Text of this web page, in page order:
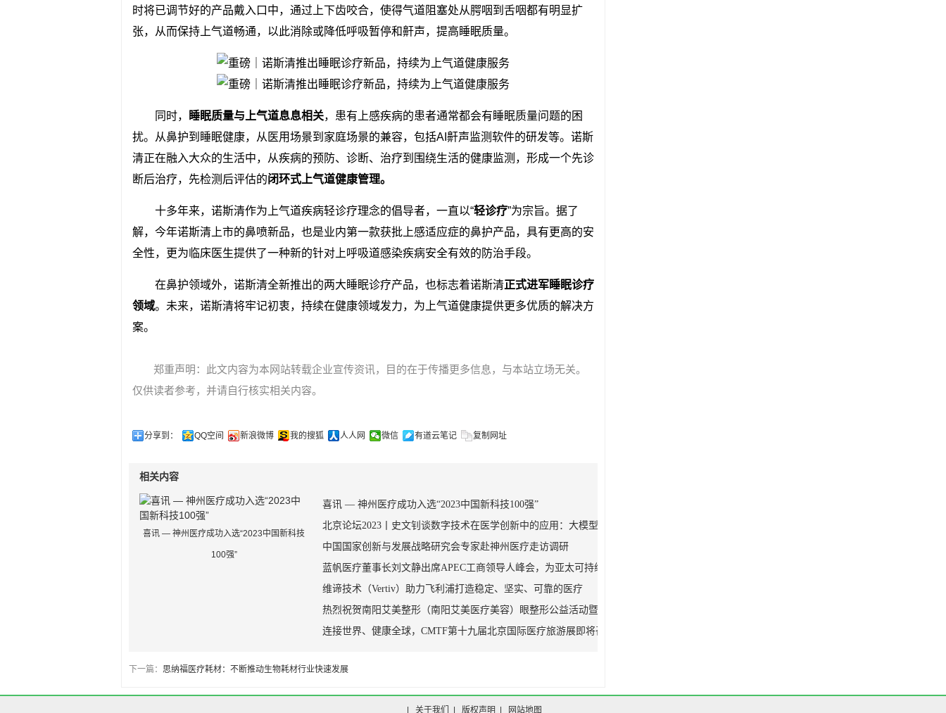
时将已调节好的产品戴入口中，通过上下齿咬合，使得气道阻塞处从腭咽到舌咽都有明显扩
张，从而保持上气道畅通，以此消除或降低呼吸暂停和鼾声，提高睡眠质量。
同时， 睡眠质量与上气道息息相关，患有上感疾病的患者通常都会有睡眠质量问题的困
扰。从鼻护到睡眠健康，从医用场景到家庭场景的兼容，包括AI鼾声监测软件的研发等。诺斯
清正在融入大众的生活中，从疾病的预防、诊断、治疗到围绕生活的健康监测，形成一个先诊
断后治疗，先检测后评估的闭环式上气道健康管理。
十多年来，诺斯清作为上气道疾病轻诊疗理念的倡导者，一直以“轻诊疗”为宗旨。据了
解，今年诺斯清上市的鼻喷新品，也是业内第一款获批上感适应症的鼻护产品，具有更高的安
全性，更为临床医生提供了一种新的针对上呼吸道感染疾病安全有效的防治手段。
在鼻护领域外，诺斯清全新推出的两大睡眠诊疗产品，也标志着诺斯清正式进军睡眠诊疗
领域。未来，诺斯清将牢记初衷，持续在健康领域发力，为上气道健康提供更多优质的解决方
案。
郑重声明：此文内容为本网站转载企业宣传资讯，目的在于传播更多信息，与本站立场无关。
仅供读者参考，并请自行核实相关内容。
分享到： QQ空间 新浪微博 我的搜狐 人人网 微信 有道云笔记 复制网址
相关内容
喜讯 — 神州医疗成功入选“2023中国新科技
100强”
喜讯 — 神州医疗成功入选“2023中国新科技100强”
北京论坛2023丨史文钊谈数字技术在医学创新中的应用：大模型
中国国家创新与发展战略研究会专家赴神州医疗走访调研
蓝帆医疗董事长刘文静出席APEC工商领导人峰会，为亚太可持续
维谛技术（Vertiv）助力飞利浦打造稳定、坚实、可靠的医疗
热烈祝贺南阳艾美整形（南阳艾美医疗美容）眼整形公益活动暨美眼
连接世界、健康全球，CMTF第十九届北京国际医疗旅游展即将召
下一篇： 思纳福医疗耗材：不断推动生物耗材行业快速发展
关于我们 版权声明 网站地图